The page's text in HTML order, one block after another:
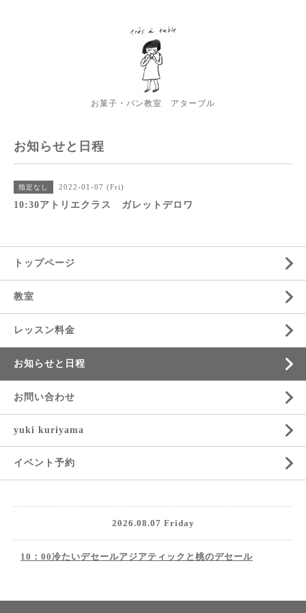
お菓子・パン教室 アターブル
お知らせと日程
指定なし 2022-01-07 (Fri)
10:30アトリエクラス ガレットデロワ
トップページ
教室
レッスン料金
お知らせと日程
お問い合わせ
yuki kuriyama
イベント予約
2026.08.07 Friday
10：00冷たいデセールアジアティックと桃のデセール